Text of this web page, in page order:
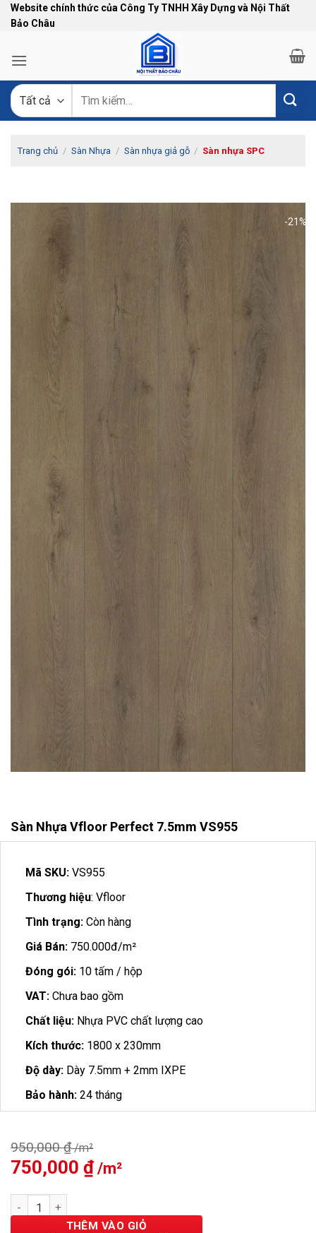
Bỏ
qua
dung
Website chính thức của Công Ty TNHH Xây Dựng và Nội Thất
Bảo Châu
kiếm:
Trang chủ / Sàn Nhựa / Sàn nhựa giả gỗ / Sàn nhựa SPC
-21%
Sàn Nhựa Vfloor Perfect 7.5mm VS955
Mã SKU: VS955
Thương hiệu: Vfloor
Tình trạng: Còn hàng
Giá Bán: 750.000đ/m²
Đóng gói: 10 tấm / hộp
VAT: Chưa bao gồm
Chất liệu: Nhựa PVC chất lượng cao
Kích thước: 1800 x 230mm
Độ dày: Dày 7.5mm + 2mm IXPE
Bảo hành: 24 tháng
950,000₫
Giá
gốc
là:
950,000 ₫.
750,000 ₫
750,000 ₫.
Sàn Nhựa Vfloor Perfect 7.5mm VS955 số lượng
THÊM VÀO GIỎ